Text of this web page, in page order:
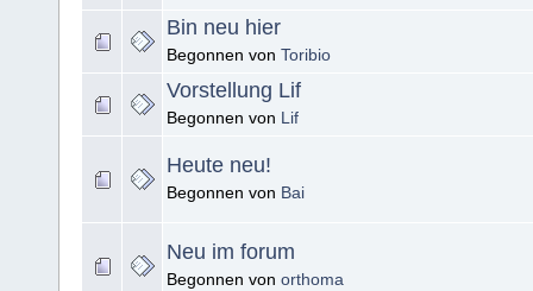
Bin neu hier
Begonnen von Toribio
Vorstellung Lif
Begonnen von Lif
Heute neu!
Begonnen von Bai
Neu im forum
Begonnen von orthoma